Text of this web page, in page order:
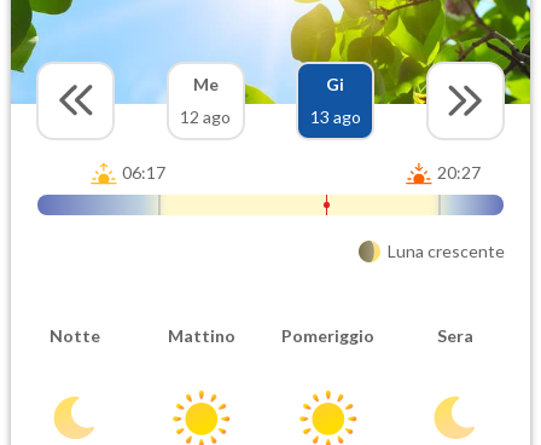
Me
12 ago
Gi
13 ago
06:17 20:27
Luna crescente
Notte Mattino Pomeriggio Sera